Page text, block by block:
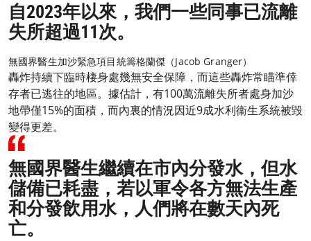
自2023年以來，我們一些同事已流離
失所超過11次。
無國界醫生加沙緊急項目統籌格蘭傑（Jacob Granger）
轟炸持續下臨時棲身處幾無安全保障，而這些轟炸常瞄準倖
存者已逃往的地區。據估計，有100萬流離失所者處身加沙
地帶僅15%的面積，而內裏的情況因近9成水利衞生系統被毀
變得更差。
無國界醫生繼續在市內分發水，但水
儲備已耗盡，若以軍令各方無法生產
和分發飲用水，人們將在數天內死
亡。